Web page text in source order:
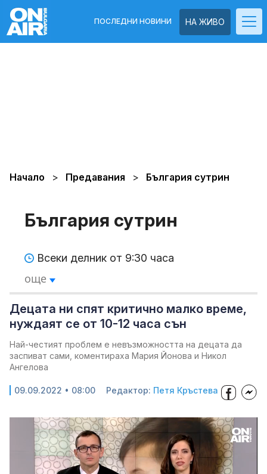
НА ЖИВО
ПОСЛЕДНИ НОВИНИ
Начало Предавания България сутрин
България сутрин
Всеки делник от 9:30 часа
още
Децата ни спят критично малко време,
нуждаят се от 10-12 часа сън
Най-честият проблем е невъзможността на децата да
заспиват сами, коментираха Мария Йонова и Никол
Ангелова
09.09.2022 • 08:00 Редактор: Петя Кръстева